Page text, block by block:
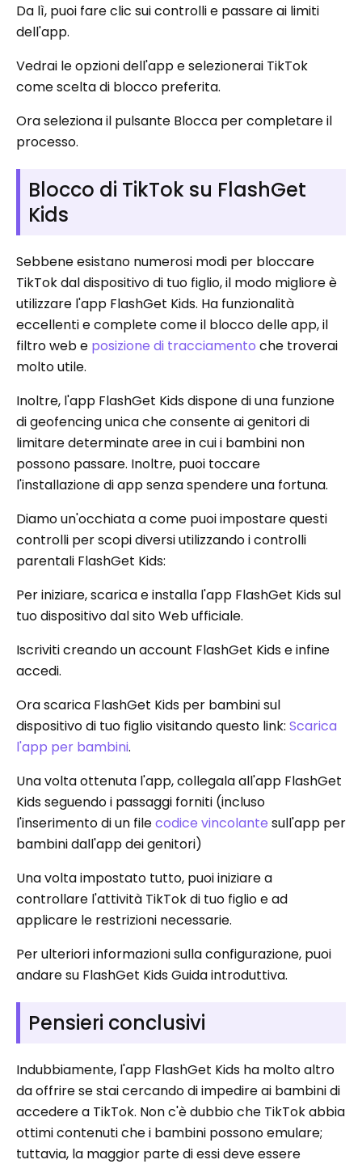
Da lì, puoi fare clic sui controlli e passare ai limiti
dell'app.
Vedrai le opzioni dell'app e selezionerai TikTok
come scelta di blocco preferita.
Ora seleziona il pulsante Blocca per completare il
processo.
Blocco di TikTok su FlashGet
Kids
Sebbene esistano numerosi modi per bloccare
TikTok dal dispositivo di tuo figlio, il modo migliore è
utilizzare l'app FlashGet Kids. Ha funzionalità
eccellenti e complete come il blocco delle app, il
filtro web e posizione di tracciamento che troverai
molto utile.
Inoltre, l'app FlashGet Kids dispone di una funzione
di geofencing unica che consente ai genitori di
limitare determinate aree in cui i bambini non
possono passare. Inoltre, puoi toccare
l'installazione di app senza spendere una fortuna.
Diamo un'occhiata a come puoi impostare questi
controlli per scopi diversi utilizzando i controlli
parentali FlashGet Kids:
Per iniziare, scarica e installa l'app FlashGet Kids sul
tuo dispositivo dal sito Web ufficiale.
Iscriviti creando un account FlashGet Kids e infine
accedi.
Ora scarica FlashGet Kids per bambini sul
dispositivo di tuo figlio visitando questo link: Scarica
l'app per bambini.
Una volta ottenuta l'app, collegala all'app FlashGet
Kids seguendo i passaggi forniti (incluso
l'inserimento di un filecodice vincolante sull'app per
bambini dall'app dei genitori)
Una volta impostato tutto, puoi iniziare a
controllare l'attività TikTok di tuo figlio e ad
applicare le restrizioni necessarie.
Per ulteriori informazioni sulla configurazione, puoi
andare su FlashGet Kids Guida introduttiva.
Pensieri conclusivi
Indubbiamente, l'app FlashGet Kids ha molto altro
da offrire se stai cercando di impedire ai bambini di
accedere a TikTok. Non c'è dubbio che TikTok abbia
ottimi contenuti che i bambini possono emulare;
tuttavia, la maggior parte di essi deve essere